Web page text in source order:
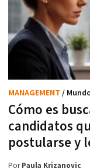
Cómo es
candidatos
postularse y
MANAGEMENT /
PorPaula Krizanovic